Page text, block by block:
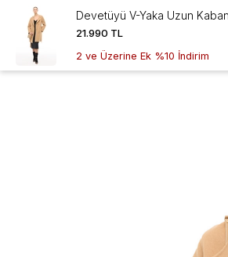
Devetüyü V-Yaka Uzun Kaban
21.990 TL
2 ve Üzerine Ek %10 İndirim